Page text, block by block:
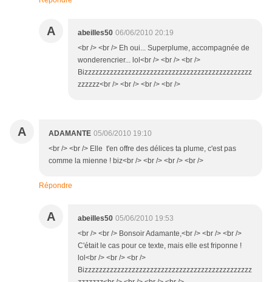
A abeilles50 06/06/2010 20:19
<br /> <br /> Eh oui... Superplume, accompagnée de
wonderencrier... lol<br /> <br /> <br />
Bizzzzzzzzzzzzzzzzzzzzzzzzzzzzzzzzzzzzzzzzzzzzzz
zzzzzz<br /> <br /> <br /> <br />
A ADAMANTE 05/06/2010 19:10
<br /> <br /> Elle t'en offre des délices ta plume, c'est pas
comme la mienne ! biz<br /> <br /> <br /> <br />
Répondre
A abeilles50 05/06/2010 19:53
<br /> <br /> Bonsoir Adamante,<br /> <br /> <br />
C'était le cas pour ce texte, mais elle est friponne !
lol<br /> <br /> <br />
Bizzzzzzzzzzzzzzzzzzzzzzzzzzzzzzzzzzzzzzzzzzzzzz